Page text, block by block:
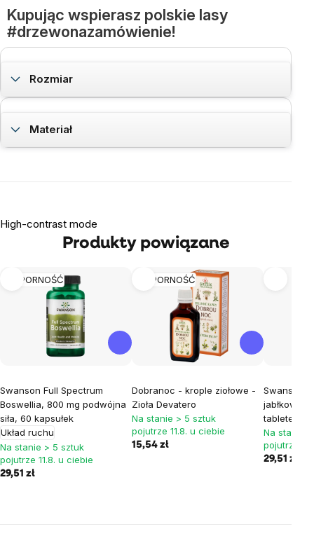
Kupując wspierasz polskie lasy
#drzewonazamówienie!
Rozmiar
Materiał
High-contrast mode
Produkty powiązane
ODPORNOŚĆ
Swanson Full Spectrum
Boswellia, 800 mg podwójna
siła, 60 kapsułek
Układ ruchu
Na stanie > 5 sztuk
pojutrze 11.8. u ciebie
29,51 zł
ODPORNOŚĆ
Dobranoc - krople ziołowe -
Zioła Devatero
Na stanie > 5 sztuk
pojutrze 11.8. u ciebie
15,54 zł
Swanson
jabłkowy,
tabletek
Na stanie
pojutrze
29,51 zł